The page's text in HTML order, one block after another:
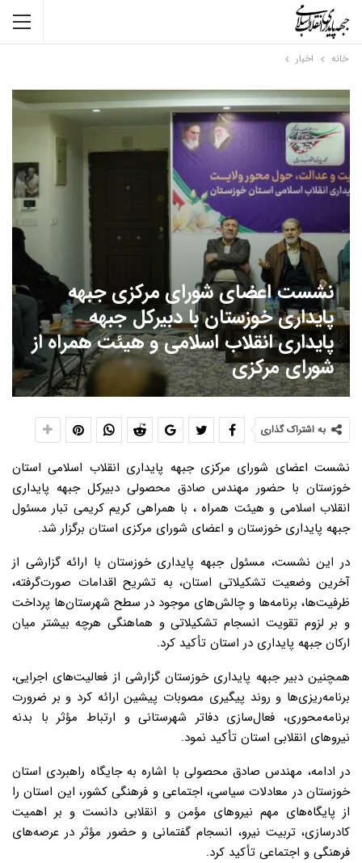
خانه اخبار
نشست اعضای شورای مرکزی جبهه
پایداری خوزستان با دبیرکل جبهه
پایداری انقلاب اسلامی و هیئت همراه از
شورای مرکزی
به اشتراک گذاری
نشست اعضای شورای مرکزی جبهه پایداری انقلاب اسلامی استان
خوزستان با حضور مهندس صادق محصولی دبیرکل جبهه پایداری
انقلاب اسلامی و هیئت همراه ، با همراهی کریم کریمی تبار مسئول
جبهه پایداری خوزستان و اعضای شورای مرکزی استان برگزار شد.
️در این نشست، مسئول جبهه پایداری خوزستان با ارائه گزارشی از
آخرین وضعیت تشکیلاتی استان، به تشریح اقدامات صورت‌گرفته،
ظرفیت‌ها، برنامه‌ها و چالش‌های موجود در سطح شهرستان‌ها پرداخت
و بر لزوم تقویت انسجام تشکیلاتی و هماهنگی هرچه بیشتر میان
ارکان جبهه پایداری در استان تأکید کرد.
️همچنین دبیر جبهه پایداری خوزستان گزارشی از فعالیت‌های اجرایی،
برنامه‌ریزی‌ها و روند پیگیری مصوبات پیشین ارائه کرد و بر ضرورت
برنامه‌محوری، فعال‌سازی دفاتر شهرستانی و ارتباط مؤثر با بدنه
نیروهای انقلابی استان تأکید نمود.
️در ادامه، مهندس صادق محصولی با اشاره به جایگاه راهبردی استان
خوزستان در معادلات سیاسی، اجتماعی و فرهنگی کشور، این استان را
از پایگاه‌های مهم نیروهای مؤمن و انقلابی دانست و بر اهمیت
کادرسازی، تربیت نیرو، انسجام گفتمانی و حضور مؤثر در عرصه‌های
فرهنگی و اجتماعی تأکید کرد.